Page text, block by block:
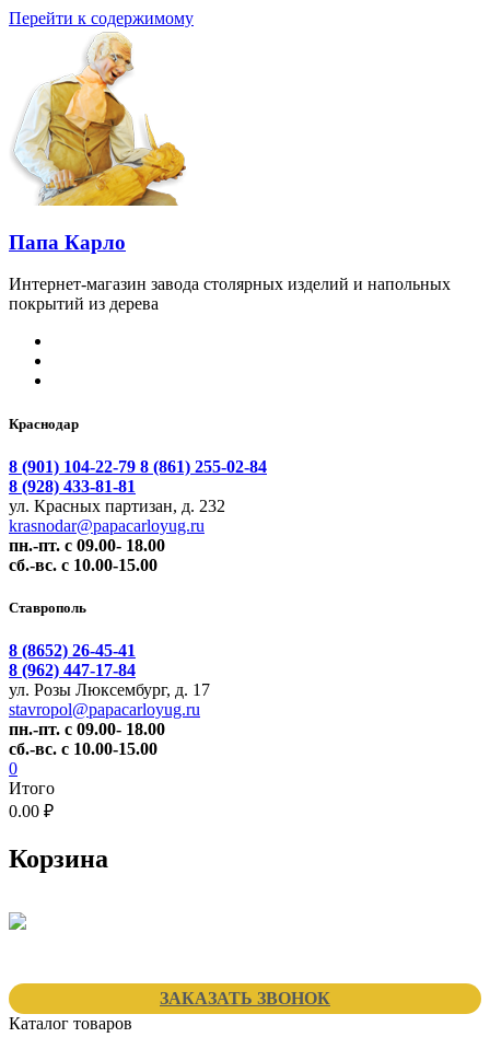
Перейти к содержимому
Папа Карло
Интернет-магазин завода столярных изделий и напольных
покрытий из дерева
Краснодар
8 (901) 104-22-79 8 (861) 255-02-84
8 (928) 433-81-81
ул. Красных партизан, д. 232
krasnodar@papacarloyug.ru
пн.-пт. с 09.00- 18.00
сб.-вс. с 10.00-15.00
Ставрополь
8 (8652) 26-45-41
8 (962) 447-17-84
ул. Розы Люксембург, д. 17
stavropol@papacarloyug.ru
пн.-пт. с 09.00- 18.00
сб.-вс. с 10.00-15.00
0
Итого
0.00 ₽
Корзина
ЗАКАЗАТЬ ЗВОНОК
Каталог товаров